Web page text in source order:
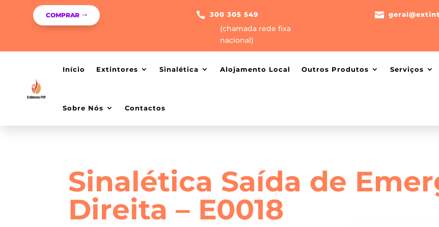
COMPRAR  300 305 549
(chamada rede fixa
nacional)

Início Extintores Sinalética Alojamento Local Outros Produtos Serviços
Sobre Nós Contactos
Sinalética Saída de
Direita – E0018